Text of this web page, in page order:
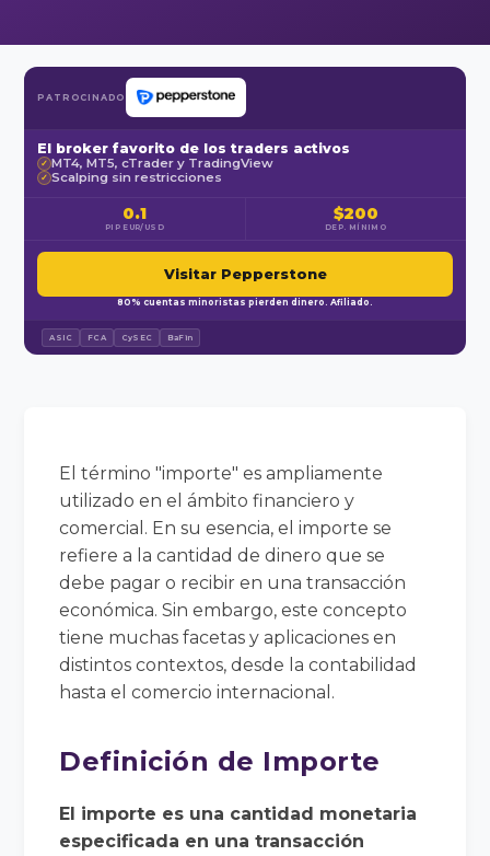
PATROCINADO
El broker favorito de los traders activos
✓ MT4, MT5, cTrader y TradingView
✓ Scalping sin restricciones
0.1
PIP EUR/USD
$200
DEP. MÍNIMO
Visitar Pepperstone
80% cuentas minoristas pierden dinero. Afiliado.
ASIC FCA CySEC BaFin
El término "importe" es ampliamente
utilizado en el ámbito financiero y
comercial. En su esencia, el importe se
refiere a la cantidad de dinero que se
debe pagar o recibir en una transacción
económica. Sin embargo, este concepto
tiene muchas facetas y aplicaciones en
distintos contextos, desde la contabilidad
hasta el comercio internacional.
Definición de Importe
El importe es una cantidad monetaria
especificada en una transacción